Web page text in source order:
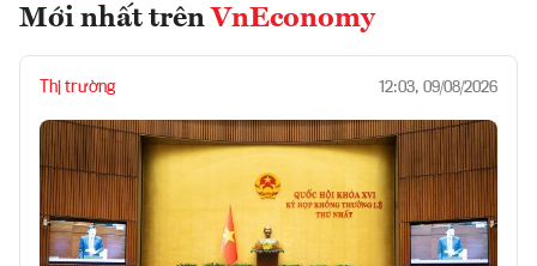
Mới nhất trên VnEconomy
Thị trường 12:03, 09/08/2026